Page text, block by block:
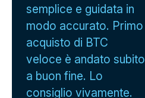
semplice e guidata in
modo accurato. Primo
acquisto di BTC
veloce è andato subito
a buon fine. Lo
consiglio vivamente.